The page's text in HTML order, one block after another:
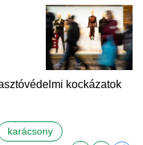
kockázatok
karácsony